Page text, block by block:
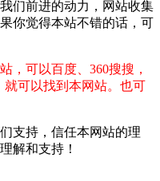
们前进的动力，网站收集
你觉得本站不错的话，可
，可以百度、360搜搜，
就可以找到本网站。也可
支持，信任本网站的理
解和支持！